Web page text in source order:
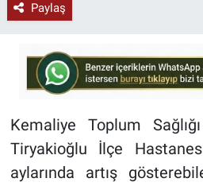
Paylaş
Kemaliye Toplum
Tiryakioğlu İlçe
aylarında artış